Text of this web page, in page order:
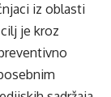
iz oblasti
je kroz